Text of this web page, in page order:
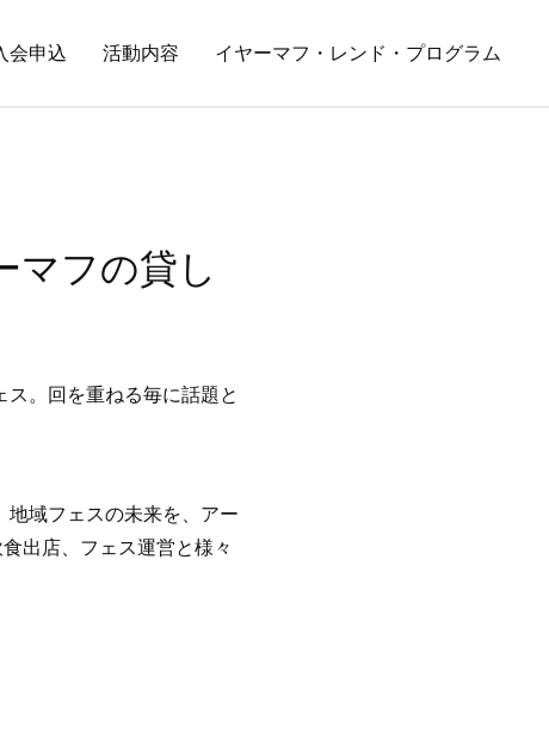
会申込 活動内容 イヤーマフ・レンド・プログラム
マフの貸し
。回を重ねる毎に話題と
域フェスの未来を、アー
出店、フェス運営と様々